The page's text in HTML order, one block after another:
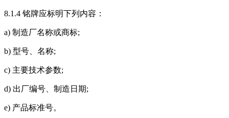
8.1.4 铭牌应标明下列内容：
a) 制造厂名称或商标;
b) 型号、名称;
c) 主要技术参数;
d) 出厂编号、制造日期;
e) 产品标准号。